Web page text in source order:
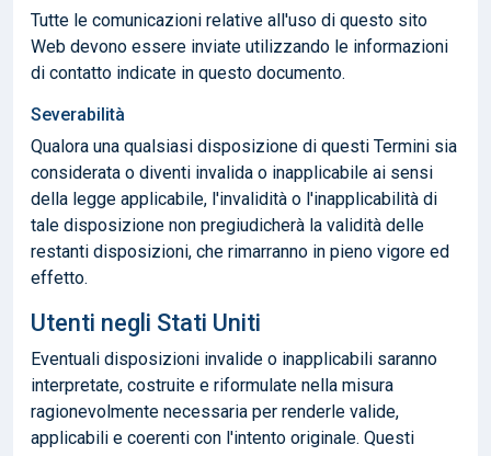
Tutte le comunicazioni relative all'uso di questo sito
Web devono essere inviate utilizzando le informazioni
di contatto indicate in questo documento.
Severabilità
Qualora una qualsiasi disposizione di questi Termini sia
considerata o diventi invalida o inapplicabile ai sensi
della legge applicabile, l'invalidità o l'inapplicabilità di
tale disposizione non pregiudicherà la validità delle
restanti disposizioni, che rimarranno in pieno vigore ed
effetto.
Utenti negli Stati Uniti
Eventuali disposizioni invalide o inapplicabili saranno
interpretate, costruite e riformulate nella misura
ragionevolmente necessaria per renderle valide,
applicabili e coerenti con l'intento originale. Questi